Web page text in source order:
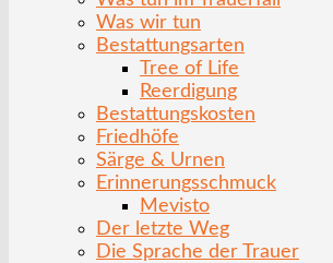
Was wir tun
Bestattungsarten
Tree of Life
Reerdigung
Bestattungskosten
Friedhöfe
Särge & Urnen
Erinnerungsschmuck
Mevisto
Der letzte Weg
Die Sprache der Trauer